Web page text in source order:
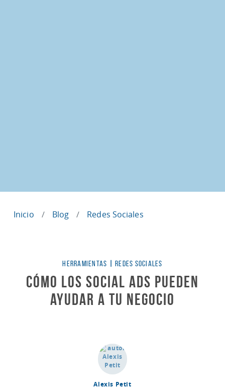
Inicio Blog Redes Sociales
HERRAMIENTAS |REDES SOCIALES
Cómo los Social Ads pueden
ayudar a tu Negocio
Alexis Petit